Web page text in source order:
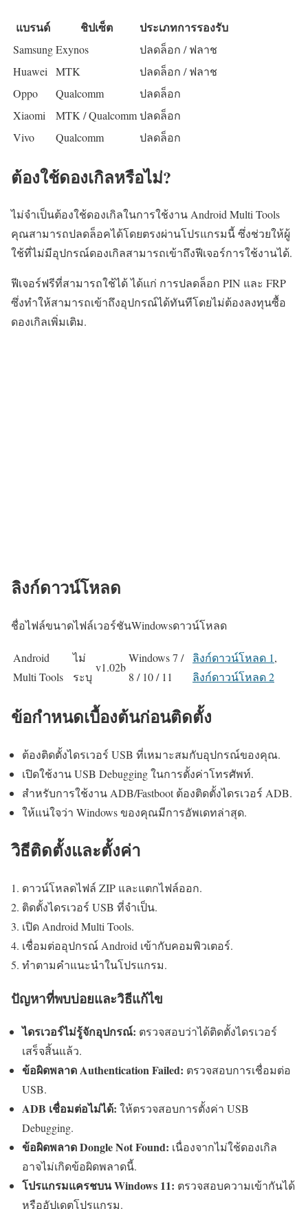
แบรนด์ ชิปเซ็ต ประเภทการรองรับ
SamsungExynos
ปลดล็อก / ฟลาช
Huawei
MTK
ปลดล็อก / ฟลาช
Oppo
Qualcomm
ปลดล็อก
Xiaomi
MTK / Qualcommปลดล็อก
Vivo
Qualcomm ปลดล็อก
ต้องใช้ดองเกิลหรือไม่?
ไม่จำเป็นต้องใช้ดองเกิลในการใช้งาน Android Multi Tools
คุณสามารถปลดล็อคได้โดยตรงผ่านโปรแกรมนี้ ซึ่งช่วยให้ผู้
ใช้ที่ไม่มีอุปกรณ์ดองเกิลสามารถเข้าถึงฟีเจอร์การใช้งานได้.
ฟีเจอร์ฟรีที่สามารถใช้ได้ ได้แก่ การปลดล็อก PIN และ FRP
ซึ่งทำให้สามารถเข้าถึงอุปกรณ์ได้ทันทีโดยไม่ต้องลงทุนซื้อ
ดองเกิลเพิ่มเติม.
ลิงก์ดาวน์โหลด
ชื่อไฟล์ขนาดไฟล์เวอร์ชันWindowsดาวน์โหลด
Android
Multi Tools
ไม่
ระบุ
v1.02b
Windows 7 /
8 / 10 / 11
ลิงก์ดาวน์โหลด 1,
ลิงก์ดาวน์โหลด 2
ข้อกำหนดเบื้องต้นก่อนติดตั้ง
ต้องติดตั้งไดรเวอร์ USB ที่เหมาะสมกับอุปกรณ์ของคุณ.
เปิดใช้งาน USB Debugging ในการตั้งค่าโทรศัพท์.
สำหรับการใช้งาน ADB/Fastboot ต้องติดตั้งไดรเวอร์ ADB.
ให้แน่ใจว่า Windows ของคุณมีการอัพเดทล่าสุด.
วิธีติดตั้งและตั้งค่า
ดาวน์โหลดไฟล์ ZIP และแตกไฟล์ออก.
ติดตั้งไดรเวอร์ USB ที่จำเป็น.
เปิด Android Multi Tools.
เชื่อมต่ออุปกรณ์ Android เข้ากับคอมพิวเตอร์.
ทำตามคำแนะนำในโปรแกรม.
ปัญหาที่พบบ่อยและวิธีแก้ไข
ไดรเวอร์ไม่รู้จักอุปกรณ์: ตรวจสอบว่าได้ติดตั้งไดรเวอร์
เสร็จสิ้นแล้ว.
ข้อผิดพลาด Authentication Failed: ตรวจสอบการเชื่อมต่อ
USB.
ADB เชื่อมต่อไม่ได้: ให้ตรวจสอบการตั้งค่า USB
Debugging.
ข้อผิดพลาด Dongle Not Found: เนื่องจากไม่ใช้ดองเกิล
อาจไม่เกิดข้อผิดพลาดนี้.
โปรแกรมแครชบน Windows 11: ตรวจสอบความเข้ากันได้
หรืออัปเดตโปรแกรม.